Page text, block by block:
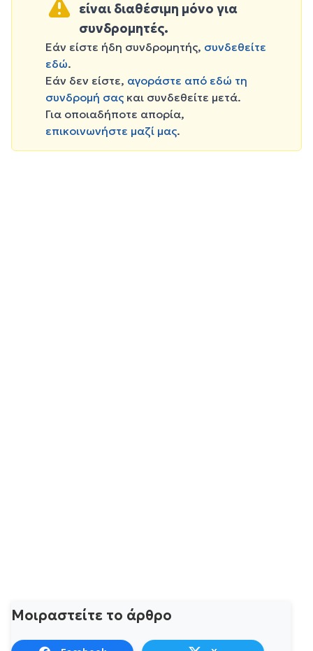
είναι διαθέσιμη μόνο για
συνδρομητές.
Εάν είστε ήδη συνδρομητής, συνδεθείτε
εδώ.
Εάν δεν είστε, αγοράστε από εδώ τη
συνδρομή σας και συνδεθείτε μετά.
Για οποιαδήποτε απορία,
επικοινωνήστε μαζί μας.
Μοιραστείτε το άρθρο